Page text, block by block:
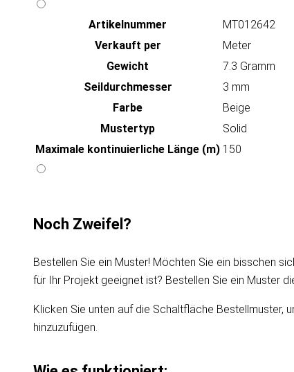
Artikeln‌ummer
MT012642
Verkauft per
Meter
Gewicht
7.3 Gramm
Seildurchmesser
3 mm
Farbe
Beige
Mustertyp
Solid
Maximale kontinuierliche Länge (m) 150
Noch Zweifel?
Bestellen Sie ein Muster! Möchten Sie ein bisschen
für Ihr Projekt geeignet ist? Bestellen Sie ein Muster
Klicken Sie unten auf die Schaltfläche Bestellmuster,
hinzuzufügen.